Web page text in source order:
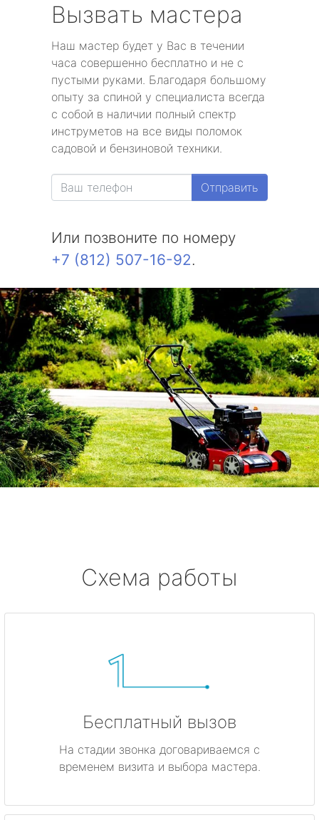
Вызвать мастера
Наш мастер будет у Вас в течении
часа совершенно бесплатно и не с
пустыми руками. Благодаря большому
опыту за спиной у специалиста всегда
с собой в наличии полный спектр
инструметов на все виды поломок
садовой и бензиновой техники.
Отправить
Или позвоните по номеру
+7 (812) 507-16-92.
Схема работы
Бесплатный вызов
На стадии звонка договариваемся с
временем визита и выбора мастера.